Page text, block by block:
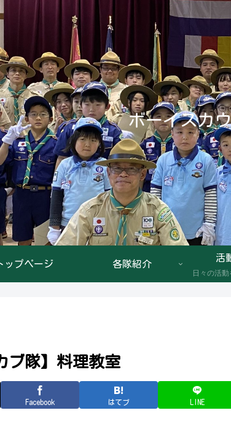
ボーイスカ
ップページ 各隊紹介
活
日々の活
ブ隊】料理教室
Facebook はてブ LINE